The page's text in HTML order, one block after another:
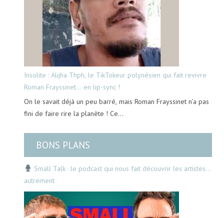
Insolite : Alijha Thph, le TikTokeur polynésien qui fait revivre
Roman Frayssinet… en lip-sync !
On le savait déjà un peu barré, mais Roman Frayssinet n’a pas
fini de faire rire la planète ! Ce…
BONS PLANS
Small Talk : le podcast qui nous fait découvrir les artistes…
autrement